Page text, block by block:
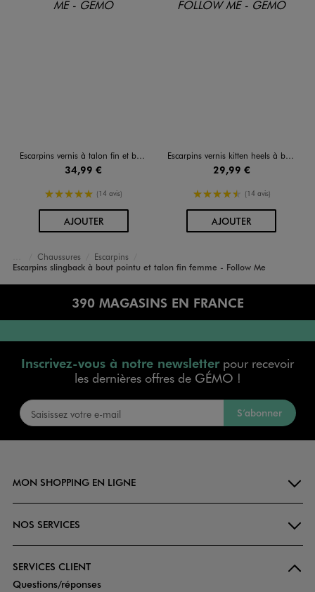
Escarpins vernis à talon fin et bout pointu femme - Follow Me
34,99 €
5/5 de moyenne
(14 avis)
AJOUTERAU PANIER
Escarpins vernis kitten heels à bout pointu et talon ouvert femme
29,99 €
4.5/5 de moyenne
(14 avis)
AJOUTERAU PANIER
Accueil
Femme
Chaussures
Escarpins
Escarpins slingback à bout pointu et talon fin femme - Follow Me
390 MAGASINS EN FRANCE
Inscrivez-vous à notre newsletterpour recevoir
les dernières offres de GÉMO !
S’abonner
MON SHOPPING EN LIGNE
NOS SERVICES
SERVICES CLIENT
Questions/réponses